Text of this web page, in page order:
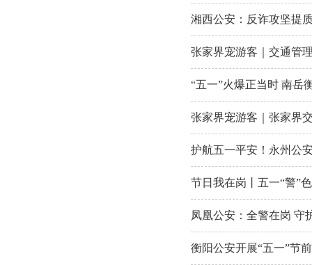
湘西公安：反诈攻坚提
张家界宠游客｜交通管
“五一”火爆正当时 南岳
张家界宠游客｜张家界
护航五一平安！永州公
节日我在岗丨五一“警”
凤凰公安：全警在岗 守
衡阳公安开展“五一”节